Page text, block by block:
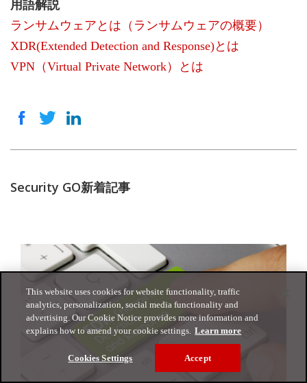
用語解説
ランサムウェアとは（ランサムウェアの概要）
XDR(Extended Detection and Response)とは
VPN（Virtual Private Network）とは
Security GO新着記事
This website uses cookies for website functionality, traffic
analytics, personalization, social media functionality and
advertising. Our Cookie Notice provides more information and
explains how to amend your cookie settings. Learn more
Cookies Settings Accept